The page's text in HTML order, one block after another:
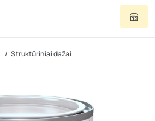
Struktūriniai dažai